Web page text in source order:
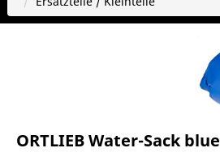
ORTLIEB Water-Sack blue